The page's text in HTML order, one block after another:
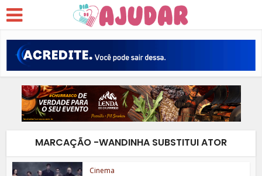
MARCAÇÃO -WANDINHA SUBSTITUI ATOR
Cinema